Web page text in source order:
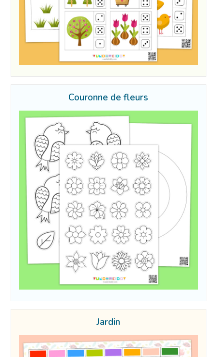
Couronne de fleurs
Jardin